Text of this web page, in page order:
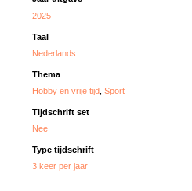
2025
Taal
Nederlands
Thema
Hobby en vrije tijd ,Sport
Tijdschrift set
Nee
Type tijdschrift
3 keer per jaar